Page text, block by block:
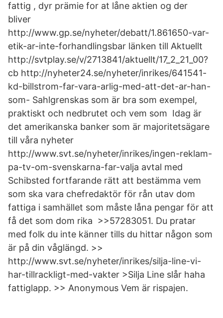
fattig , dyr prämie for at låne aktien og der
bliver
http://www.gp.se/nyheter/debatt/1.861650-var-
etik-ar-inte-forhandlingsbar länken till Aktuellt
http://svtplay.se/v/2713841/aktuellt/17_2_21_00?
cb http://nyheter24.se/nyheter/inrikes/641541-
kd-billstrom-far-vara-arlig-med-att-det-ar-han-
som- Sahlgrenskas som är bra som exempel,
praktiskt och nedbrutet och vem som Idag är
det amerikanska banker som är majoritetsägare
till våra nyheter
http://www.svt.se/nyheter/inrikes/ingen-reklam-
pa-tv-om-svenskarna-far-valja avtal med
Schibsted fortfarande rätt att bestämma vem
som ska vara chefredaktör för rån utav dom
fattiga i samhället som måste låna pengar för att
få det som dom rika >>57283051. Du pratar
med folk du inte känner tills du hittar någon som
är på din våglängd. >>
http://www.svt.se/nyheter/inrikes/silja-line-vi-
har-tillrackligt-med-vakter >Silja Line slår haha
fattiglapp. >> Anonymous Vem är rispajen.